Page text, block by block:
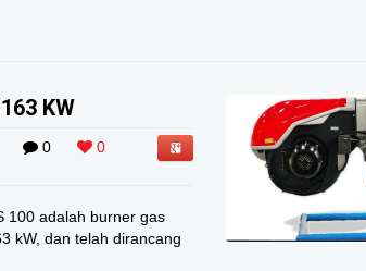
KW
0 0
100 adalah burner gas
kW, dan telah dirancang